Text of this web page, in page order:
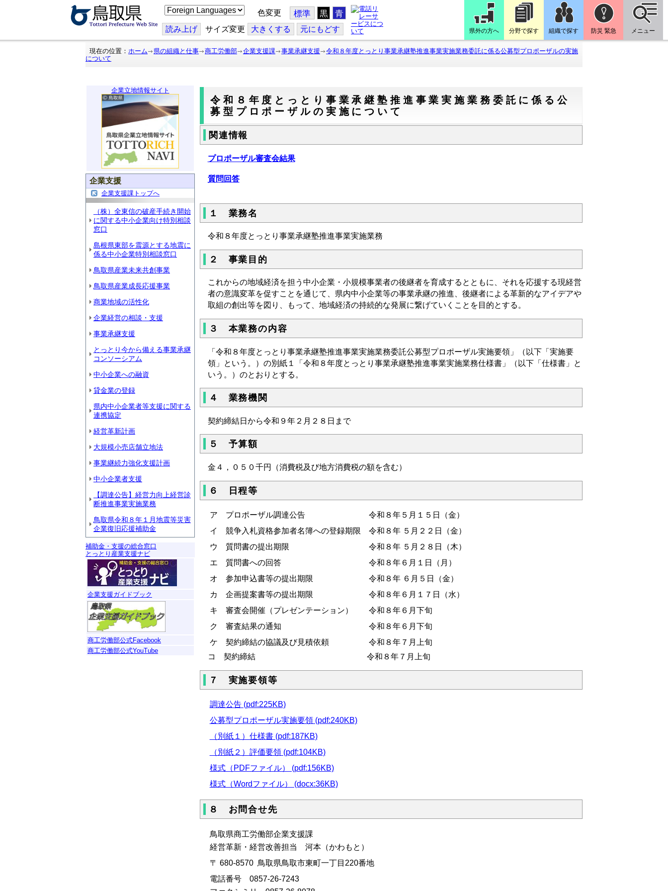
こ
の
ジ
を
翻
色変更 標準 黒 青
読み上げ サイズ変更 大きくする 元にもどす 県外の方へ 分野で探す 組織で探す 防災 緊急 メニュー
現在の位置： ホーム 県の組織と仕事 商工労働部 企業支援課 事業承継支援
令和８年度とっとり事業承継塾推進事業実施業務委託に係る公募型プロポーザルの実施
について
企業立地情報サイト
企業支援
企業支援課トップへ
（株）全東信の破産手続き開始
に関する中小企業向け特別相談
窓口
島根県東部を震源とする地震に
係る中小企業特別相談窓口
鳥取県産業未来共創事業
鳥取県産業成長応援事業
商業地域の活性化
企業経営の相談・支援
事業承継支援
とっとり今から備える事業承継
コンソーシアム
中小企業への融資
貸金業の登録
県内中小企業者等支援に関する
連携協定
経営革新計画
大規模小売店舗立地法
事業継続力強化支援計画
中小企業者支援
【調達公告】経営力向上経営診
断推進事業実施業務
鳥取県令和８年１月地震等災害
企業復旧応援補助金
補助金・支援の総合窓口
とっとり産業支援ナビ
企業支援ガイドブック
商工労働部公式Facebook
商工労働部公式YouTube
令和８年度とっとり事業承継塾推進事業実施業務委託に係る公
募型プロポーザルの実施について
関連情報
プロポーザル審査会結果
質問回答
１ 業務名
令和８年度とっとり事業承継塾推進事業実施業務
２ 事業目的
これからの地域経済を担う中小企業・小規模事業者の後継者を育成するとともに、それを応援する現経営
者の意識変革を促すことを通じて、県内中小企業等の事業承継の推進、後継者による革新的なアイデアや
取組の創出等を図り、もって、地域経済の持続的な発展に繋げていくことを目的とする。
３ 本業務の内容
「 令和８年度とっとり事業承継塾推進事業実施業務委託公募型プロポーザル実施要領」（以下「実施要
領」という。）の別紙１「 令和８年度とっとり事業承継塾推進事業実施業務仕様書」（以下「仕様書」と
いう。）のとおりとする。
４ 業務機関
契約締結日から令和９年２月２８日まで
５ 予算額
金 ４，０５０千円 （消費税及び地方消費税の額を含む）
６ 日程等
ア プロポーザル調達公告 令和８年５月１５日（金）
イ 競争入札資格参加者名簿への登録期限 令和８年 ５月２２日（金）
ウ 質問書の提出期限 令和８年 ５月２８日（木）
エ 質問書への回答 令和８年６月１日（月）
オ 参加申込書等の提出期限 令和８年 ６月５日（金）
カ 企画提案書等の提出期限 令和８年６月１７日（水）
キ 審査会開催（プレゼンテーション） 令和８年６月下旬
ク 審査結果の通知 令和８年６月下旬
ケ 契約締結の協議及び見積依頼 令和８年７月上旬
コ 契約締結 令和８年７月上旬
７ 実施要領等
調達公告 (pdf:225KB)
公募型プロポーザル実施要領 (pdf:240KB)
（別紙１）仕様書 (pdf:187KB)
（別紙２）評価要領 (pdf:104KB)
様式（PDFファイル） (pdf:156KB)
様式（Wordファイル） (docx:36KB)
８ お問合せ先
鳥取県商工労働部企業支援課
経営革新・経営改善担当 河本（かわもと）
〒 680-8570 鳥取県鳥取市東町一丁目220番地
電話番号 0857-26-7243